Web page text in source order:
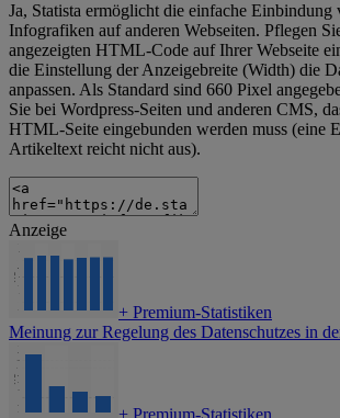
Ja, Statista ermöglicht die einfache Einbindung
Infografiken auf anderen Webseiten. Pflegen
angezeigten HTML-Code auf Ihrer Webseite
die Einstellung der Anzeigebreite (Width) die
anpassen. Als Standard sind 660 Pixel
Sie bei Wordpress-Seiten und anderen CMS,
HTML-Seite eingebunden werden muss (eine
Artikeltext reicht nicht aus).
Anzeige
+ Premium-Statistiken
Meinung zur Regelung des Datenschutzes in